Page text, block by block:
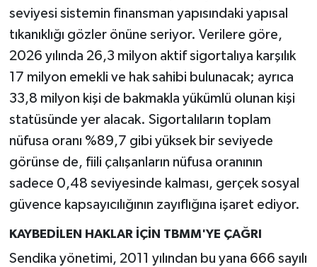
seviyesi sistemin finansman yapısındaki yapısal
tıkanıklığı gözler önüne seriyor. Verilere göre,
2026 yılında 26,3 milyon aktif sigortalıya karşılık
17 milyon emekli ve hak sahibi bulunacak; ayrıca
33,8 milyon kişi de bakmakla yükümlü olunan kişi
statüsünde yer alacak. Sigortalıların toplam
nüfusa oranı %89,7 gibi yüksek bir seviyede
görünse de, fiili çalışanların nüfusa oranının
sadece 0,48 seviyesinde kalması, gerçek sosyal
güvence kapsayıcılığının zayıflığına işaret ediyor.
KAYBEDİLEN HAKLAR İÇİN TBMM'YE ÇAĞRI
Sendika yönetimi, 2011 yılından bu yana 666 sayılı